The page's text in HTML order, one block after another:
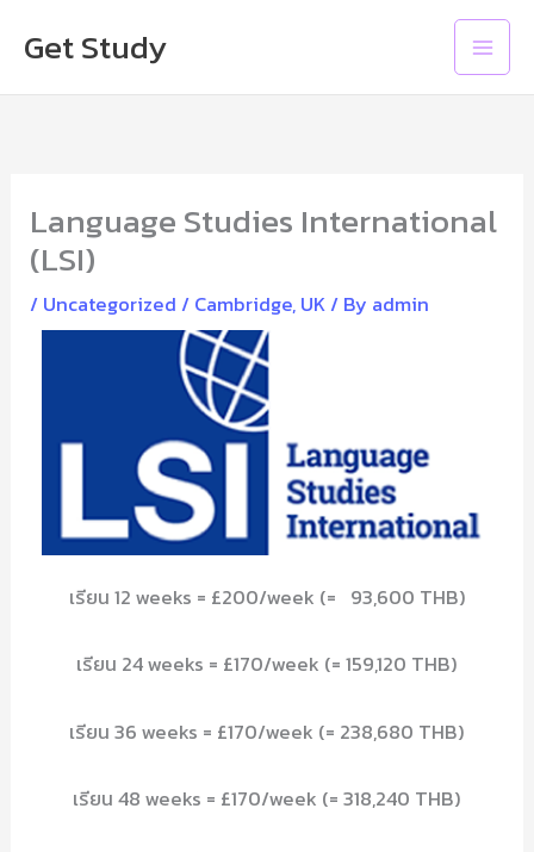
content
Get Study
Main
Language Studies International
(LSI)
/ Uncategorized / Cambridge, UK / By admin
เรียน 12 weeks = £200/week (= 93,600 THB)
เรียน 24 weeks = £170/week (= 159,120 THB)
เรียน 36 weeks = £170/week (= 238,680 THB)
เรียน 48 weeks = £170/week (= 318,240 THB)